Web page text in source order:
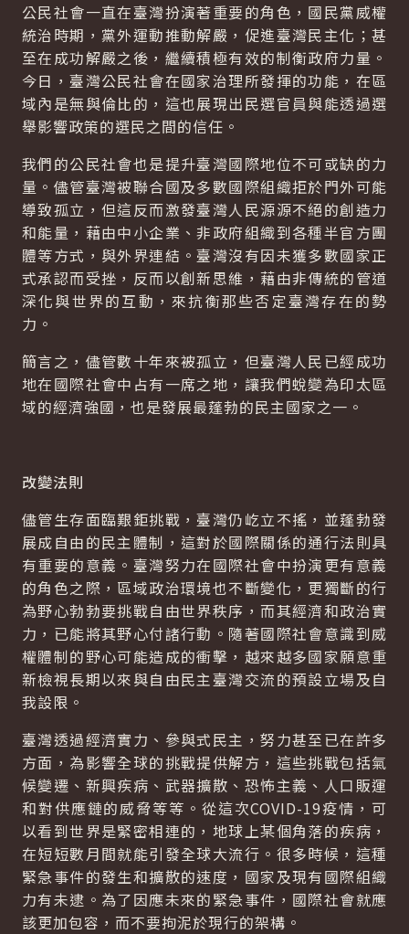
公民社會一直在臺灣扮演著重要的角色，國民黨威權
統治時期，黨外運動推動解嚴，促進臺灣民主化；甚
至在成功解嚴之後，繼續積極有效的制衡政府力量。
今日，臺灣公民社會在國家治理所發揮的功能，在區
域內是無與倫比的，這也展現出民選官員與能透過選
舉影響政策的選民之間的信任。
我們的公民社會也是提升臺灣國際地位不可或缺的力
量。儘管臺灣被聯合國及多數國際組織拒於門外可能
導致孤立，但這反而激發臺灣人民源源不絕的創造力
和能量，藉由中小企業、非政府組織到各種半官方團
體等方式，與外界連結。臺灣沒有因未獲多數國家正
式承認而受挫，反而以創新思維，藉由非傳統的管道
深化與世界的互動，來抗衡那些否定臺灣存在的勢
力。
簡言之，儘管數十年來被孤立，但臺灣人民已經成功
地在國際社會中占有一席之地，讓我們蛻變為印太區
域的經濟強國，也是發展最蓬勃的民主國家之一。
改變法則
儘管生存面臨艱鉅挑戰，臺灣仍屹立不搖，並蓬勃發
展成自由的民主體制，這對於國際關係的通行法則具
有重要的意義。臺灣努力在國際社會中扮演更有意義
的角色之際，區域政治環境也不斷變化，更獨斷的行
為野心勃勃要挑戰自由世界秩序，而其經濟和政治實
力，已能將其野心付諸行動。隨著國際社會意識到威
權體制的野心可能造成的衝擊，越來越多國家願意重
新檢視長期以來與自由民主臺灣交流的預設立場及自
我設限。
臺灣透過經濟實力、參與式民主，努力甚至已在許多
方面，為影響全球的挑戰提供解方，這些挑戰包括氣
候變遷、新興疾病、武器擴散、恐怖主義、人口販運
和對供應鏈的威脅等等。從這次COVID-19疫情，可
以看到世界是緊密相連的，地球上某個角落的疾病，
在短短數月間就能引發全球大流行。很多時候，這種
緊急事件的發生和擴散的速度，國家及現有國際組織
力有未逮。為了因應未來的緊急事件，國際社會就應
該更加包容，而不要拘泥於現行的架構。